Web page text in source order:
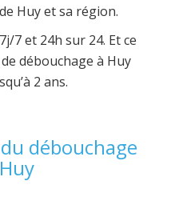
Huy et sa région.
7 et 24h sur 24. Et ce
débouchage à Huy
2 ans.
débouchage